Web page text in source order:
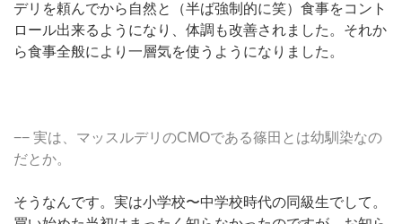
デリを頼んでから自然と（半ば強制的に笑）食事をコント
ロール出来るようになり、体調も改善されました。それか
ら食事全般により一層気を使うようになりました。
−− 実は、マッスルデリのCMOである篠田とは幼馴染なの
だとか。
そうなんです。実は小学校〜中学校時代の同級生でして。